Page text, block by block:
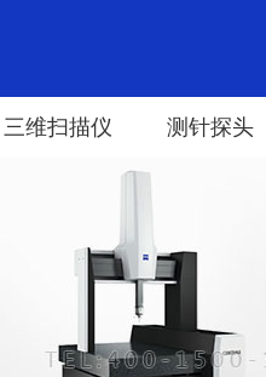
三维扫描仪 测针探头